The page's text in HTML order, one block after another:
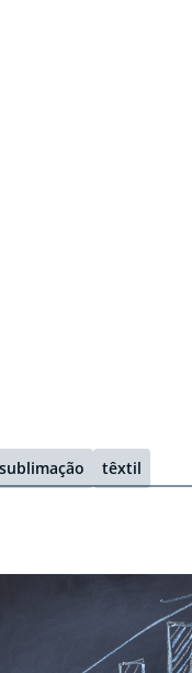
sublimação têxtil